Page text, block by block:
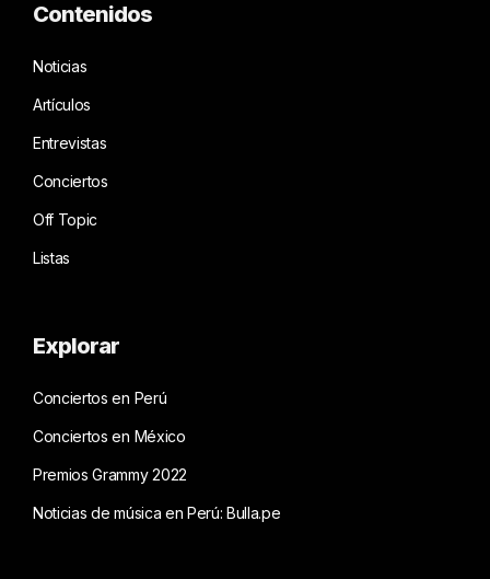
Contenidos
Noticias
Artículos
Entrevistas
Conciertos
Off Topic
Listas
Explorar
Conciertos en Perú
Conciertos en México
Premios Grammy 2022
Noticias de música en Perú: Bulla.pe